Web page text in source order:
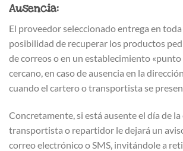
Ausencia:
El proveedor seleccionado entrega en
posibilidad de recuperar los productos
de correos o en un establecimiento «punto
cercano, en caso de ausencia en la
cuando el cartero o transportista se
Concretamente, si está ausente el día de la
transportista o repartidor le dejará un
correo electrónico o SMS, invitándole a